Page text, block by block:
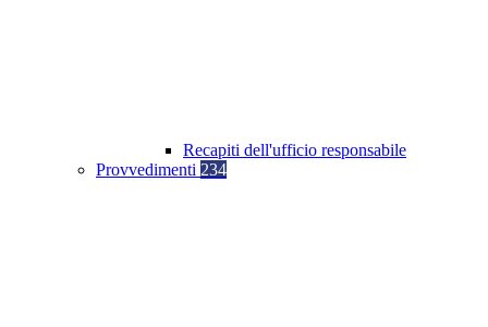
Recapiti dell'ufficio responsabile
Provvedimenti 234